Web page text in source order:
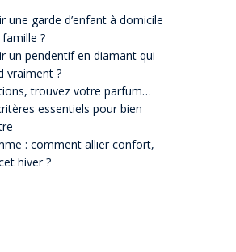
une garde d’enfant à domicile
?
un pendentif en diamant qui
vraiment ?
trouvez votre parfum…
essentiels pour bien
: comment allier confort,
hiver ?